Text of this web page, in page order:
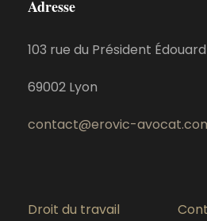
Adresse
103 rue du Président
69002 Lyon
contact@erovic-
Droit du travail